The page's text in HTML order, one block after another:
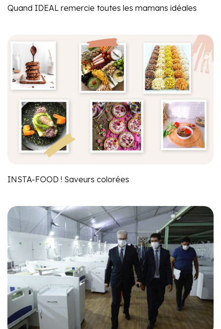
Quand IDEAL remercie toutes les mamans idéales
INSTA-FOOD ! Saveurs colorées